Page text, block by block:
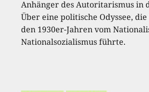
Anhänger des Autoritarismus in
Über eine politische Odyssee,
den 1930er-Jahren vom
Nationalsozialismus führte.